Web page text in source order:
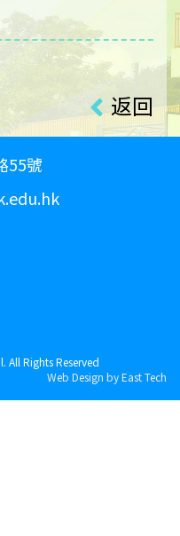
返回
55號
Rights Reserved
Web Design byEast Tech